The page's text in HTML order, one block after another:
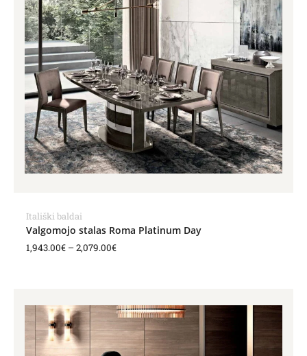
Itališki baldai
Valgomojo stalas Roma Platinum Day
1,943.00€ –2,079.00€
2,079.00€
range:
2,375.00€
through
2,573.00€